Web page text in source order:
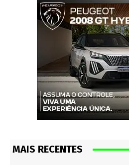
MAIS RECENTES